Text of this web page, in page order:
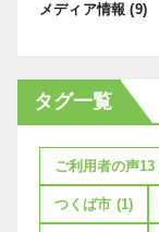
メディア情報 (9)
タグ一覧
ご利用者の声13
つくば市 (1)